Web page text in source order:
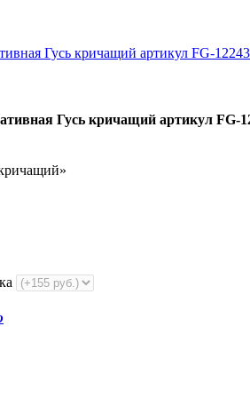
Гусь кричащий артикул FG-